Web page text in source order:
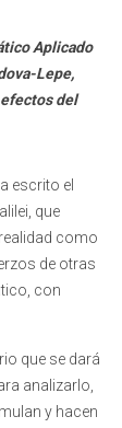
Aplicado
Lepe,
del
escrito el
que
como
de otras
con
que se dará
analizarlo,
y hacen